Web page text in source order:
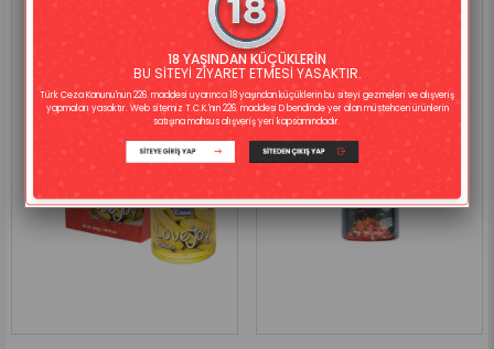
18 YAŞINDAN KÜÇÜKLERİN
BU SİTEYİ ZİYARET ETMESİ YASAKTIR.
Türk Ceza Kanunu'nun 226. maddesi uyarınca 18 yaşından küçüklerin bu siteyi gezmeleri ve alışveriş
yapmaları yasaktır. Web sitemiz T.C.K.'nın 226. maddesi D bendinde yer alan müstehcen ürünlerin
satışına mahsus alışveriş yeri kapsamındadır.